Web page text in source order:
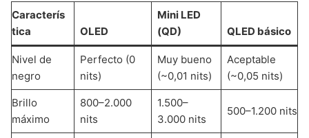
Caracterís
tica
OLED
Mini LED
(QD)
QLED básico
Nivel de
negro
Perfecto (0
nits)
Muy bueno
(~0,01 nits)
Aceptable
(~0,05 nits)
Brillo
máximo
800–2.000
nits
1.500–
3.000 nits
500–1.200 nits